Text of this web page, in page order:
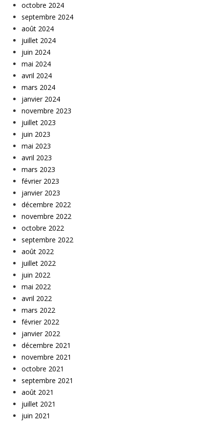
octobre 2024
septembre 2024
août 2024
juillet 2024
juin 2024
mai 2024
avril 2024
mars 2024
janvier 2024
novembre 2023
juillet 2023
juin 2023
mai 2023
avril 2023
mars 2023
février 2023
janvier 2023
décembre 2022
novembre 2022
octobre 2022
septembre 2022
août 2022
juillet 2022
juin 2022
mai 2022
avril 2022
mars 2022
février 2022
janvier 2022
décembre 2021
novembre 2021
octobre 2021
septembre 2021
août 2021
juillet 2021
juin 2021